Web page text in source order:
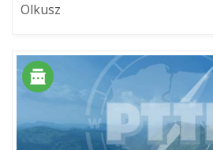
Olkusz